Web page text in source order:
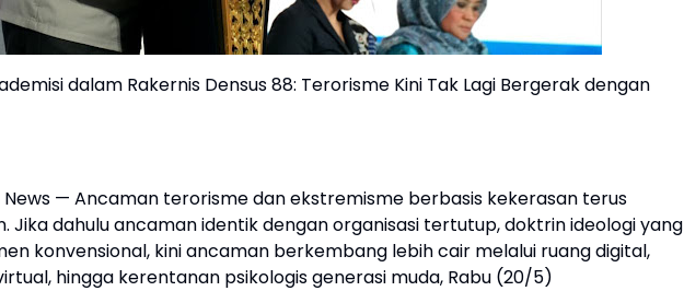
dalam Rakernis Densus 88: Terorisme Kini Tak Lagi Bergerak dengan
News — Ancaman terorisme dan ekstremisme berbasis kekerasan terus
Jika dahulu ancaman identik dengan organisasi tertutup, doktrin ideologi yang
konvensional, kini ancaman berkembang lebih cair melalui ruang digital,
hingga kerentanan psikologis generasi muda, Rabu (20/5)